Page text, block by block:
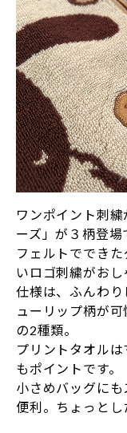
ワンポイント刺
ーズ」が３柄登場
フェルトででき
いロゴ刺繍がお
仕様は、ふんわ
ューリップ柄が
の2種類。
プリントタオルは
もポイントです。
小さめバッグに
便利。ちょっと